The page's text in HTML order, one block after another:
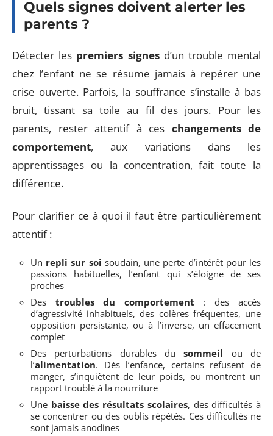
Quels signes doivent alerter les
parents ?
Détecter les premiers signesd’un trouble mental
chez l’enfant ne se résume jamais à repérer une
crise ouverte. Parfois, la souffrance s’installe à bas
bruit, tissant sa toile au fil des jours. Pour les
parents, rester attentif à ces changements de
comportement, aux variations dans les
apprentissages ou la concentration, fait toute la
différence.
Pour clarifier ce à quoi il faut être particulièrement
attentif :
Un repli sur soi soudain, une perte d’intérêt pour les
passions habituelles, l’enfant qui s’éloigne de ses
proches
Des troubles du comportement : des accès
d’agressivité inhabituels, des colères fréquentes, une
opposition persistante, ou à l’inverse, un effacement
complet
Des perturbations durables dusommeil ou de
l’alimentation. Dès l’enfance, certains refusent de
manger, s’inquiètent de leur poids, ou montrent un
rapport troublé à la nourriture
Une baisse des résultats scolaires, des difficultés à
se concentrer ou des oublis répétés. Ces difficultés ne
sont jamais anodines